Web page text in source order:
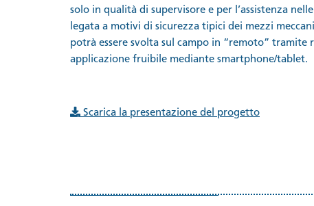
solo in qualità di supervisore e per l’assistenza
legata a motivi di sicurezza tipici dei mezzi
potrà essere svolta sul campo in “remoto”
applicazione fruibile mediante smartphone/tablet.
Scarica la presentazione del progetto